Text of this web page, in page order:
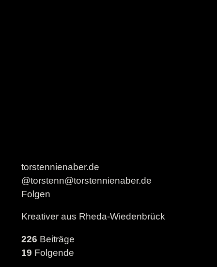
torstennienaber.de
@torstenn@torstennienaber.de
Folgen
Kreativer aus Rheda-Wiedenbrück
226 Beiträge
19 Folgende